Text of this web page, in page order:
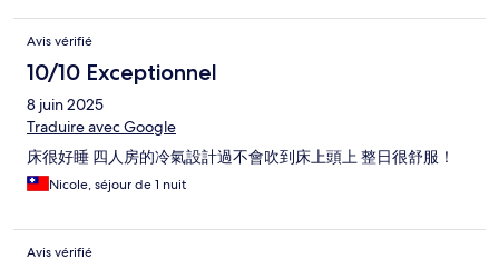
Avis vérifié
10/10 Exceptionnel
8 juin 2025
Traduire avec Google
床很好睡 四人房的冷氣設計過不會吹到床上頭上 整日很舒服！
Nicole, séjour de 1 nuit
Avis vérifié